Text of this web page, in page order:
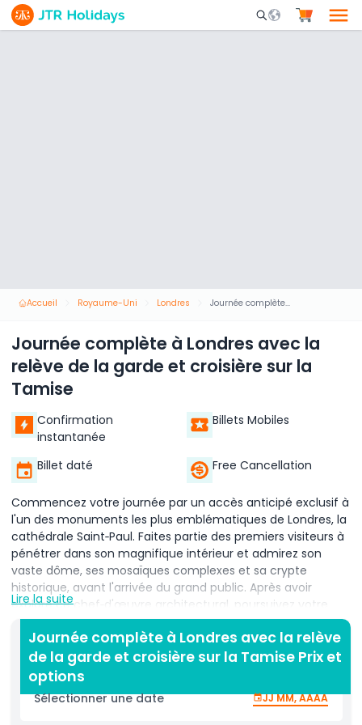
Mobile Search
Accueil Royaume-Uni Londres Journée complète à Londres avec la relève de la garde et croisière sur la Tamise
Journée complète à Londres avec la
relève de la garde et croisière sur la
Tamise
Confirmation
instantanée
Billets Mobiles
Billet daté Free Cancellation
Commencez votre journée par un accès anticipé exclusif à
l'un des monuments les plus emblématiques de Londres, la
cathédrale Saint‑Paul. Faites partie des premiers visiteurs à
pénétrer dans son magnifique intérieur et admirez son
vaste dôme, ses mosaïques complexes et sa crypte
historique, avant l'arrivée du grand public. Après avoir
exploré ce chef‑d'œuvre architectural, poursuivez votre
parcours par une traversée panoramique du centre de
Londres. Admirez certains des sites les plus célèbres de la
ville, notamment l'abbaye de Westminster, les Chambres
du Parlement et le London Eye, tout en apprenant leur riche
histoire et leur importance culturelle auprès de votre guide
expert. Ensuite, visitez la tour de Londres, une forteresse
Lire la suite
Journée complète à Londres avec la relève
de la garde et croisière sur la Tamise Prix et
options
Sélectionner une date JJ MM, AAAA